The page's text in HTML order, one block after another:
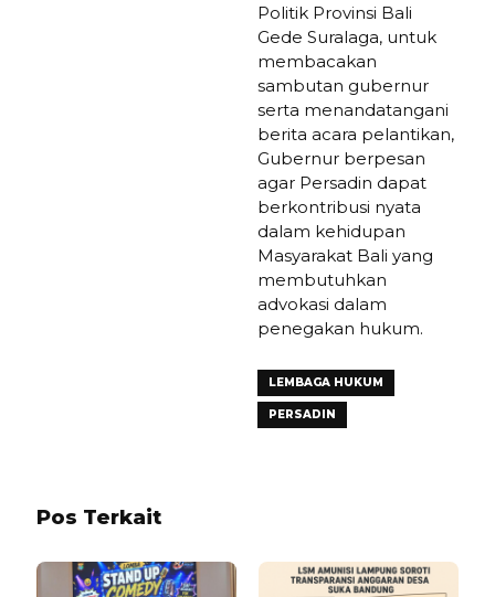
Politik Provinsi Bali
Gede Suralaga, untuk
membacakan
sambutan gubernur
serta menandatangani
berita acara pelantikan,
Gubernur berpesan
agar Persadin dapat
berkontribusi nyata
dalam kehidupan
Masyarakat Bali yang
membutuhkan
advokasi dalam
penegakan hukum.
LEMBAGA HUKUM
PERSADIN
Pos Terkait